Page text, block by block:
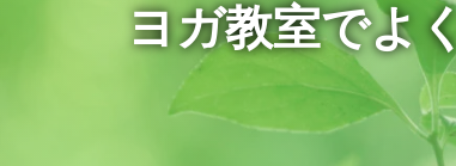
ヨガ教室でよ